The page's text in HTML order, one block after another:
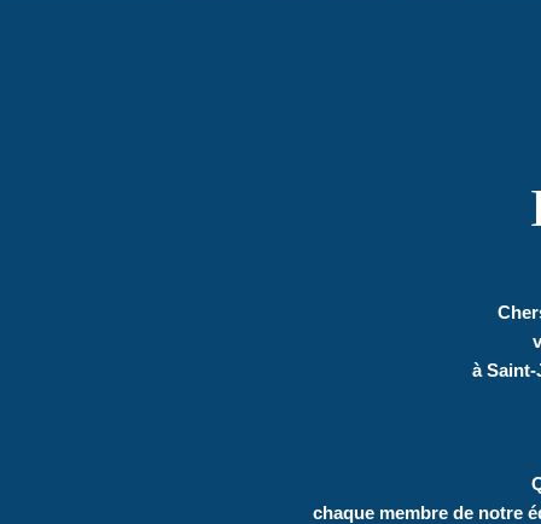
àSaint-
chaque membre de notre